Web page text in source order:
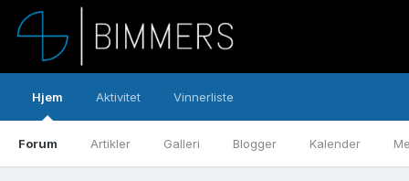
Hjem
Forum Artikler Galleri Blogger Kalender
Aktivitet Vinnerliste